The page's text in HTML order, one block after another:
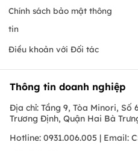
Chính sách bảo mật thông
tin
Điều khoản với Đối tác
Thông tin doanh nghiệp
Địa chỉ: Tầng 9, Tòa Minori, Số
Trương Định, Quận Hai Bà
Hotline: 0931.006.005 | Email: